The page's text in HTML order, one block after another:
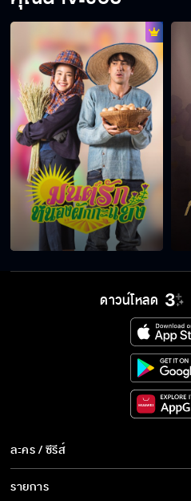
ดาวน์โหลด
ละคร / ซีรีส์
ละคร/ซีรีส์
รายการ